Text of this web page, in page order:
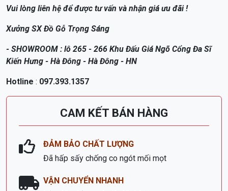
Vui lòng liên hệ để được tư vấn và nhận giá ưu đãi !
Xưởng SX Đồ Gỗ Trọng Sáng
- SHOWROOM : lô 265 - 266 Khu Đấu Giá Ngõ Cổng Đa Sĩ
Kiến Hưng - Hà Đông - Hà Đông - HN
Hotline : 097.393.1357
CAM KẾT BÁN HÀNG
ĐẢM BẢO CHẤT LƯỢNG
Đã hấp sấy chống co ngót mối mọt
VẬN CHUYỂN NHANH